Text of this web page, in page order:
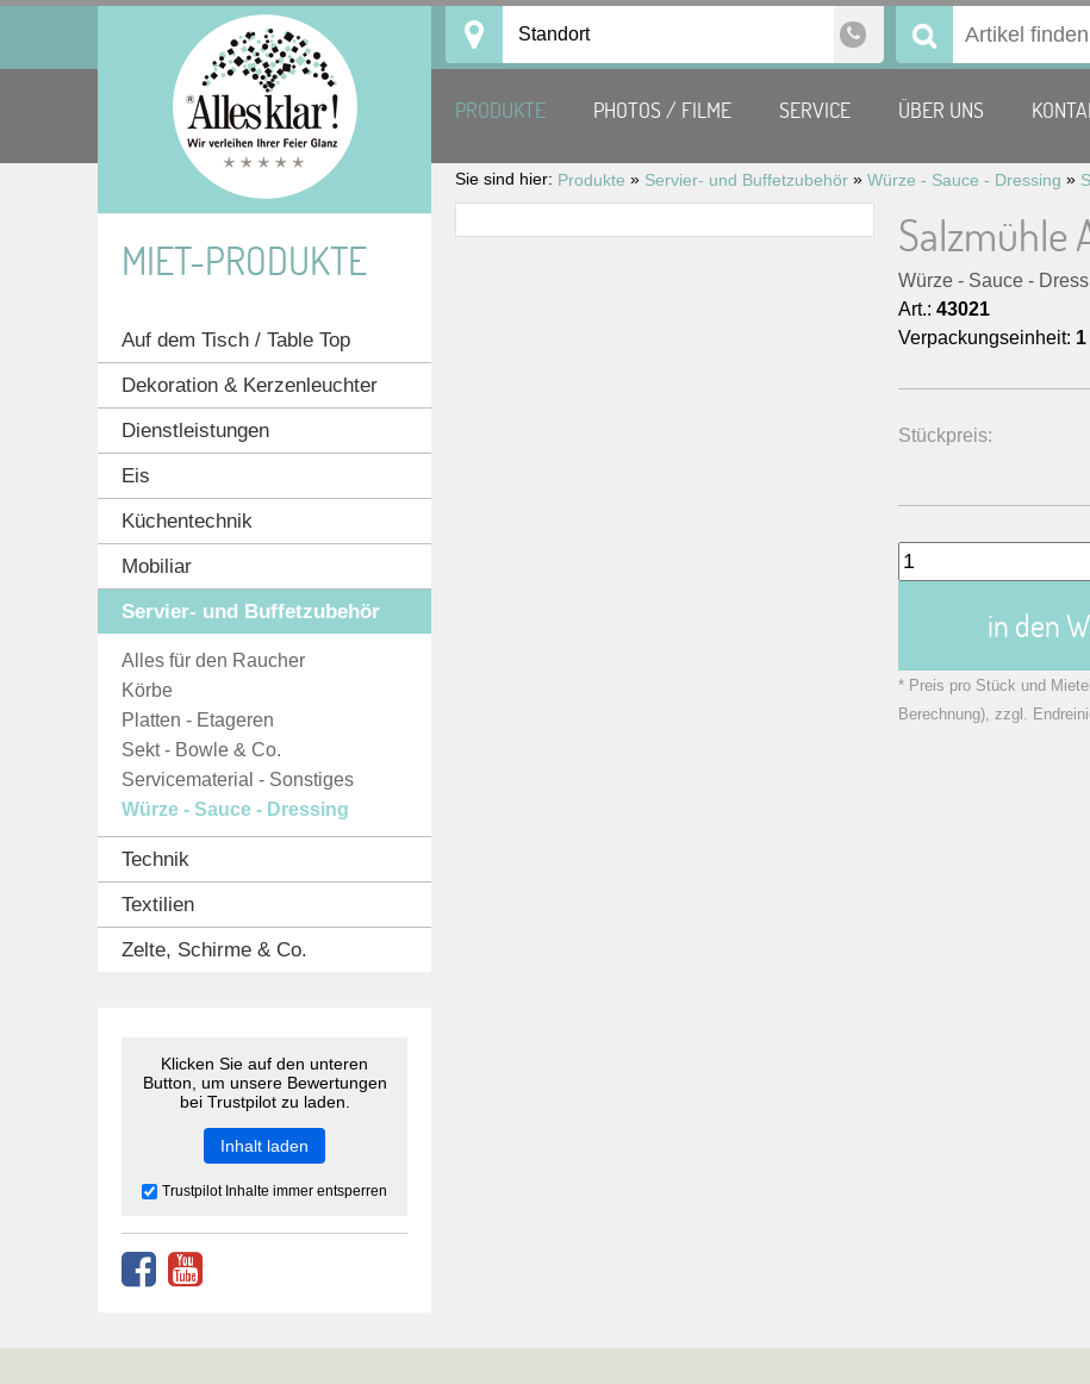
Standort Suchen
PRODUKTE PHOTOS / FILME SERVICE ÜBER UNS
Sie sind hier: Produkte » Servier- und Buffetzubehör » Würze - Sauce - Dressing »
Salzmühle
Würze - Sauce -
Art.: 43021
Verpackungseinheit:
Stückpreis:
in den
* Preis pro Stück und
Berechnung), zzgl.
MIET-PRODUKTE
Auf dem Tisch / Table Top
Dekoration & Kerzenleuchter
Dienstleistungen
Eis
Küchentechnik
Mobiliar
Servier- und Buffetzubehör
Alles für den Raucher
Körbe
Platten - Etageren
Sekt - Bowle & Co.
Servicematerial - Sonstiges
Würze - Sauce - Dressing
Technik
Textilien
Zelte, Schirme & Co.
Klicken Sie auf den unteren
Button, um unsere Bewertungen
bei Trustpilot zu laden.
Inhalt laden
Trustpilot Inhalte immer entsperren